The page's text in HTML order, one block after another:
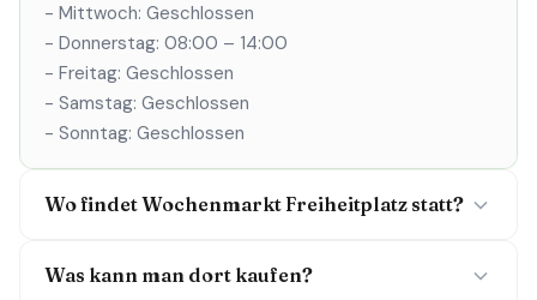
- Mittwoch: Geschlossen
- Donnerstag: 08:00 – 14:00
- Freitag: Geschlossen
- Samstag: Geschlossen
- Sonntag: Geschlossen
Wo findet Wochenmarkt Freiheitplatz statt?
Was kann man dort kaufen?